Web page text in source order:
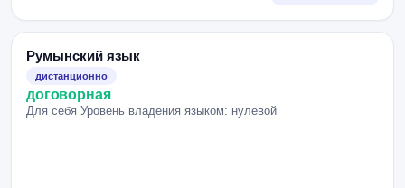
Румынский язык
дистанционно
договорная
Для себя Уровень владения языком: нулевой